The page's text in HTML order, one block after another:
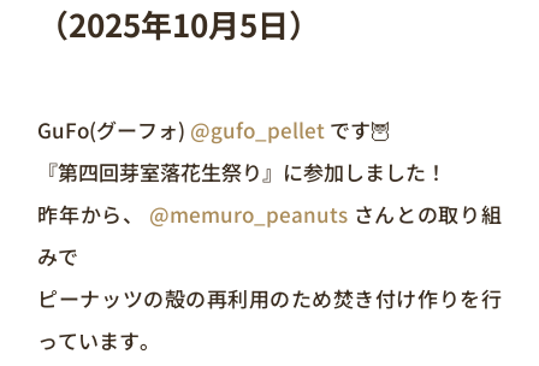
（2025年10月5日）
GuFo(グーフォ) @gufo_pellet です🦉
『第四回芽室落花生祭り』に参加しました！
昨年から、 @memuro_peanuts さんとの取り組
みで
ピーナッツの殻の再利用のため焚き付け作りを行
っています。